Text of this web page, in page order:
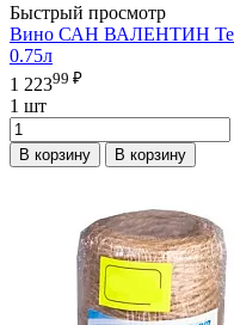
Быстрый просмотр
Вино САН ВАЛЕНТИН
0.75л
1 22399 ₽
1 шт
В корзину В корзину